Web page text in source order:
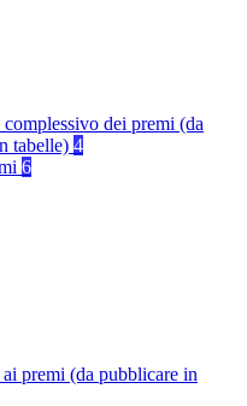
dei premi (da
tabelle) 4
6
premi (da pubblicare in